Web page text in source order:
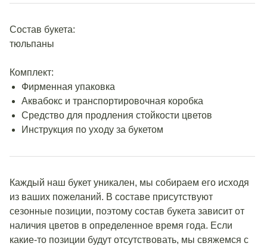
Состав букета:
тюльпаны
Комплект:
Фирменная упаковка
Аквабокс и транспортировочная коробка
Средство для продления стойкости цветов
Инструкция по уходу за букетом
Каждый наш букет уникален, мы собираем его исходя
из ваших пожеланий. В составе присутствуют
сезонные позиции, поэтому состав букета зависит от
наличия цветов в определенное время года. Если
какие-то позиции будут отсутствовать, мы свяжемся с